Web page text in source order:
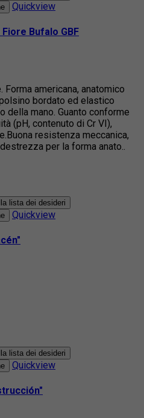
Quickview
Bufalo GBF
americana, anatomico
bordato ed elastico
mano. Guanto conforme
(pH, contenuto di Cr VI),
resistenza meccanica,
per la forma anato..
lista dei desideri
Quickview
lista dei desideri
Quickview